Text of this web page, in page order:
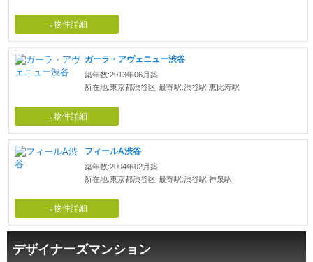
→物件詳細
ガーラ・アヴェニュー渋谷
築年数:2013年06月築
所在地:東京都渋谷区 最寄駅:渋谷駅 恵比寿駅
→物件詳細
フィールA渋谷
築年数:2004年02月築
所在地:東京都渋谷区 最寄駅:渋谷駅 神泉駅
→物件詳細
デザイナーズマンション